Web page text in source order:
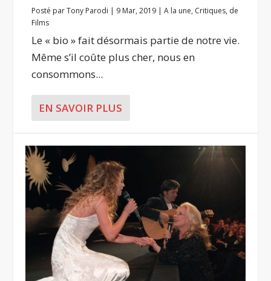
Posté parTony Parodi | 9 Mar, 2019 |A la une, Critiques, de
Films
Le « bio » fait désormais partie de notre vie.
Même s’il coûte plus cher, nous en
consommons...
EN SAVOIR PLUS